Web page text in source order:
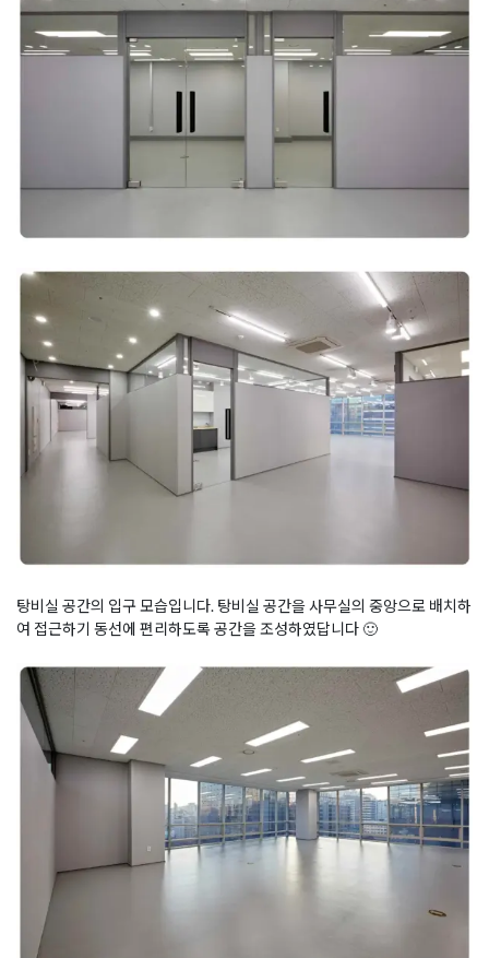
탕비실 공간의 입구 모습입니다. 탕비실 공간을 사무실의 중앙으로 배치하
여 접근하기 동선에 편리하도록 공간을 조성하였답니다 🙂